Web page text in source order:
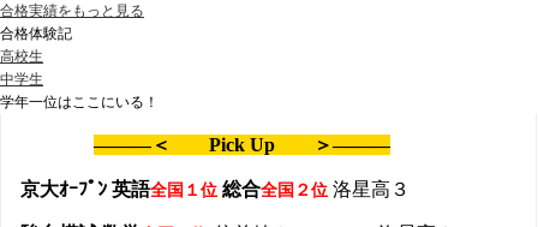
合格実績をもっと見る
合格体験記
高校生
中学生
学年一位はここにいる！